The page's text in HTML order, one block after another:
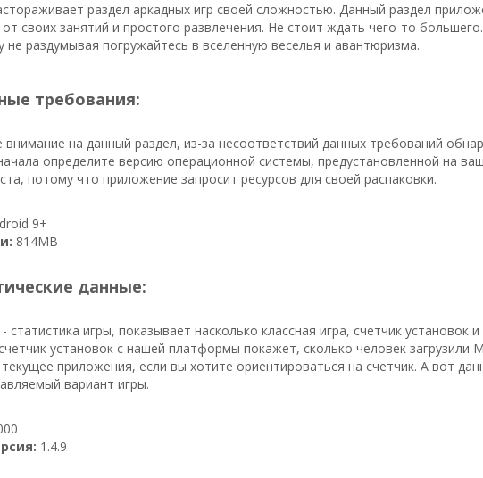
раздел аркадных игр своей сложностью. Данный раздел
от своих занятий и простого развлечения. Не стоит ждать чего-то
не раздумывая погружайтесь в вселенную веселья и авантюризма.
требования:
на данный раздел, из-за несоответствий данных требований
определите версию операционной системы, предустановленной на
потому что приложение запросит ресурсов для своей распаковки.
9+
814MB
данные:
статистика игры, показывает насколько классная игра, счетчик установок
установок с нашей платформы покажет, сколько человек
приложения, если вы хотите ориентироваться на счетчик. А вот
вариант игры.
1.4.9